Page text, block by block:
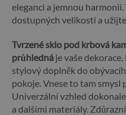
eleganci a jemnou
dostupných velikostí a
Tvrzené sklo pod krbová
průhledná je vaše
stylový doplněk do
pokoje. Vnese to tam smysl
Univerzální vzhled
a dalšími materiály.